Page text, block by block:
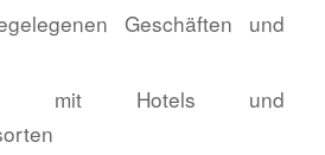
Geschäften und
mit Hotels und